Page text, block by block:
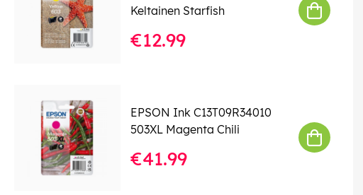
Keltainen Starfish
€12.99
EPSON Ink C13T09R34010
503XL Magenta Chili
€41.99